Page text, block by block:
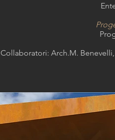
Collaboratori: Arch.M.